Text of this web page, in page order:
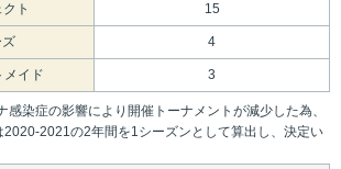
ト 15
4
メイド 3
染症の影響により開催トーナメントが減少した為、
2020-2021の2年間を1シーズンとして算出し、決定い